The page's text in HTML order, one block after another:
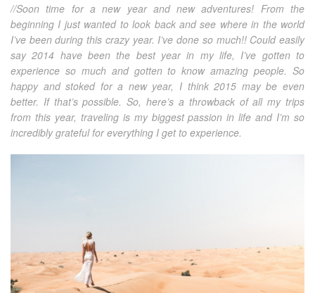
//Soon time for a new year and new adventures! From the
beginning I just wanted to look back and see where in the world
I’ve been during this crazy year. I’ve done so much!! Could easily
say 2014 have been the best year in my life, I’ve gotten to
experience so much and gotten to know amazing people. So
happy and stoked for a new year, I think 2015 may be even
better. If that’s possible. So, here’s a throwback of all my trips
from this year, traveling is my biggest passion in life and I’m so
incredibly grateful for everything I get to experience.